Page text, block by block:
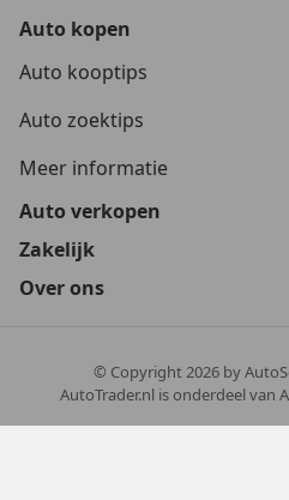
Auto kopen
Auto kooptips
Auto zoektips
Meer informatie
Auto verkopen
Zakelijk
Over ons
© Copyright2026 by
AutoTrader.nl is onderdeel van